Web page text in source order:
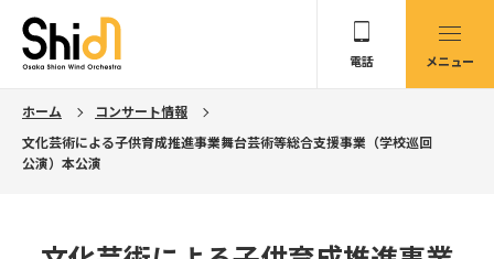
メニュー
電話
ホーム
コンサート情報
文化芸術による子供育成推進事業舞台芸術等総合支援事業（学校巡回
公演）本公演